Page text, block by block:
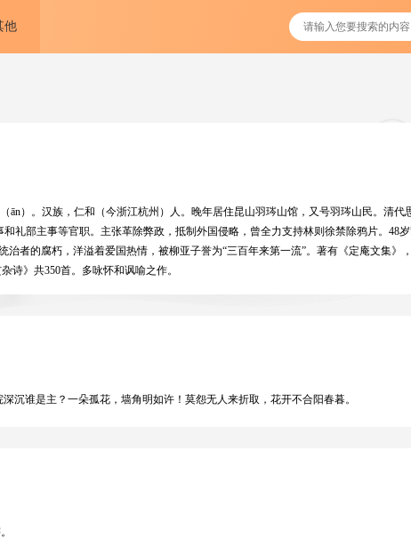
他
ān）。汉族，仁和（今浙江杭州）人。晚年居住昆山羽琌山馆，又号羽琌山民。清代
礼部主事等官职。主张革除弊政，抵制外国侵略，曾全力支持林则徐禁除鸦片。48岁
治者的腐朽，洋溢着爱国热情，被柳亚子誉为“三百年来第一流”。著有《定庵文集》
诗》共350首。多咏怀和讽喻之作。
是主？一朵孤花，墙角明如许！莫怨无人来折取，花开不合阳春暮。